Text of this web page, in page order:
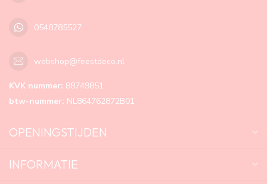
0548785527
webshop@feestdeco.nl
KVK nummer: 88749851
btw-nummer: NL864762872B01
OPENINGSTIJDEN
INFORMATIE